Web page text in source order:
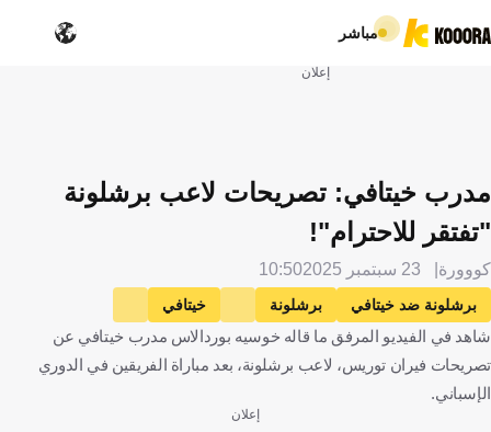
مباشر
إعلان
مدرب خيتافي: تصريحات لاعب برشلونة
"تفتقر للاحترام"!
كووورة 23 سبتمبر 2025 10:50
برشلونة ضد خيتافي برشلونة
خيتافي
الدوري الإسباني
إسبانيا كرة قدم
شاهد في الفيديو المرفق ما قاله خوسيه بوردالاس مدرب خيتافي عن
تصريحات فيران توريس، لاعب برشلونة، بعد مباراة الفريقين في الدوري
الإسباني.
إعلان